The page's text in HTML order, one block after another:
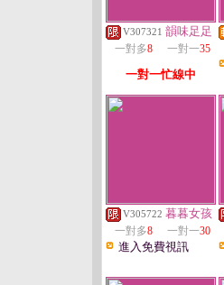
V307321 韻味足足
一對多8 一對一35
一對一忙線中
V305722 暮暮女孩
一對多8 一對一30
進入免費視訊